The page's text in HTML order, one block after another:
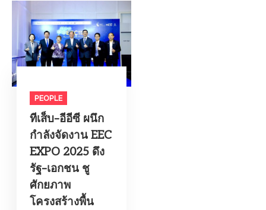
PEOPLE
ทีเส็บ–อีอีซี ผนึก
กำลังจัดงาน EEC
EXPO 2025 ดึง
รัฐ–เอกชน ชู
ศักยภาพ
โครงสร้างพื้น